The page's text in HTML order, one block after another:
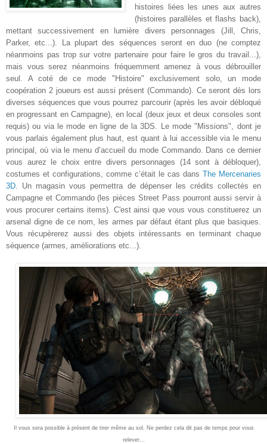
histoires liées les unes aux autres
(histoires parallèles et flashs back),
mettant successivement en lumière divers personnages (Jill, Chris,
Parker, etc...). La plupart des séquences seront en duo (ne comptez
néanmoins pas trop sur votre partenaire pour faire le gros du travail...),
mais vous serez néanmoins fréquemment amenez à vous débrouiller
seul. A coté de ce mode "Histoire" exclusivement solo, un mode
coopération 2 joueurs est aussi présent (Commando). Ce seront dès lors
diverses séquences que vous pourrez parcourir (après les avoir débloqué
en progressant en Campagne), en local (deux jeux et deux consoles sont
requis) ou via le mode en ligne de la 3DS. Le mode "Missions", dont je
vous parlais également plus haut, est quant à lui accessible via le menu
principal, où via le menu d’accueil du mode Commando. Dans ce dernier
vous aurez le choix entre divers personnages (14 sont à débloquer),
costumes et configurations, comme c’était le cas dans The Mercenaries
3D . Un magasin vous permettra de dépenser les crédits collectés en
Campagne et Commando (les pièces Street Pass pourront aussi servir à
vous procurer certains items). C'est ainsi que vous vous constituerez un
arsenal digne de ce nom, les armes par défaut étant plus que basiques.
Vous récupèrerez aussi des objets intéressants en terminant chaque
séquence (armes, améliorations etc...).
Il vous sera possible à présent de tirer même au sol. Ne perdez cela dit pas de temps pour vous
relever...